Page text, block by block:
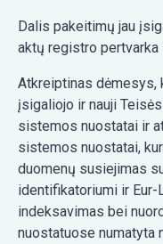
Dalis pakeitimų jau
aktų registro
Atkreiptinas dėmesys,
įsigaliojo ir nauji
sistemos nuostatai ir
sistemos nuostatai,
duomenų susiejimas
identifikatoriumi ir
indeksavimas bei
nuostatuose numatyta